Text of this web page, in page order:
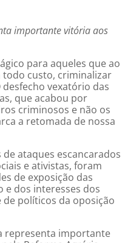
importante vitória aos
para aqueles que ao
todo custo, criminalizar
vexatório das
que acabou por
criminosos e não os
a retomada de nossa
ataques escancarados
e ativistas, foram
de exposição das
e dos interesses dos
políticos da oposição
representa importante